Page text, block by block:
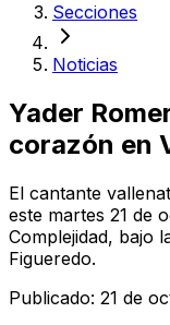
Secciones
Noticias
Yader
corazón en
El cantante
este martes 21 de
Complejidad, bajo
Figueredo.
Publicado: 21 de